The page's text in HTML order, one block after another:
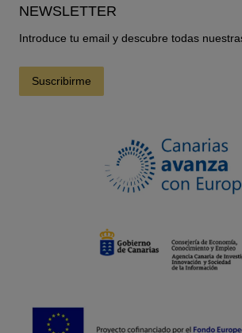
NEWSLETTER
Introduce tu email y descubre todas
Suscribirme